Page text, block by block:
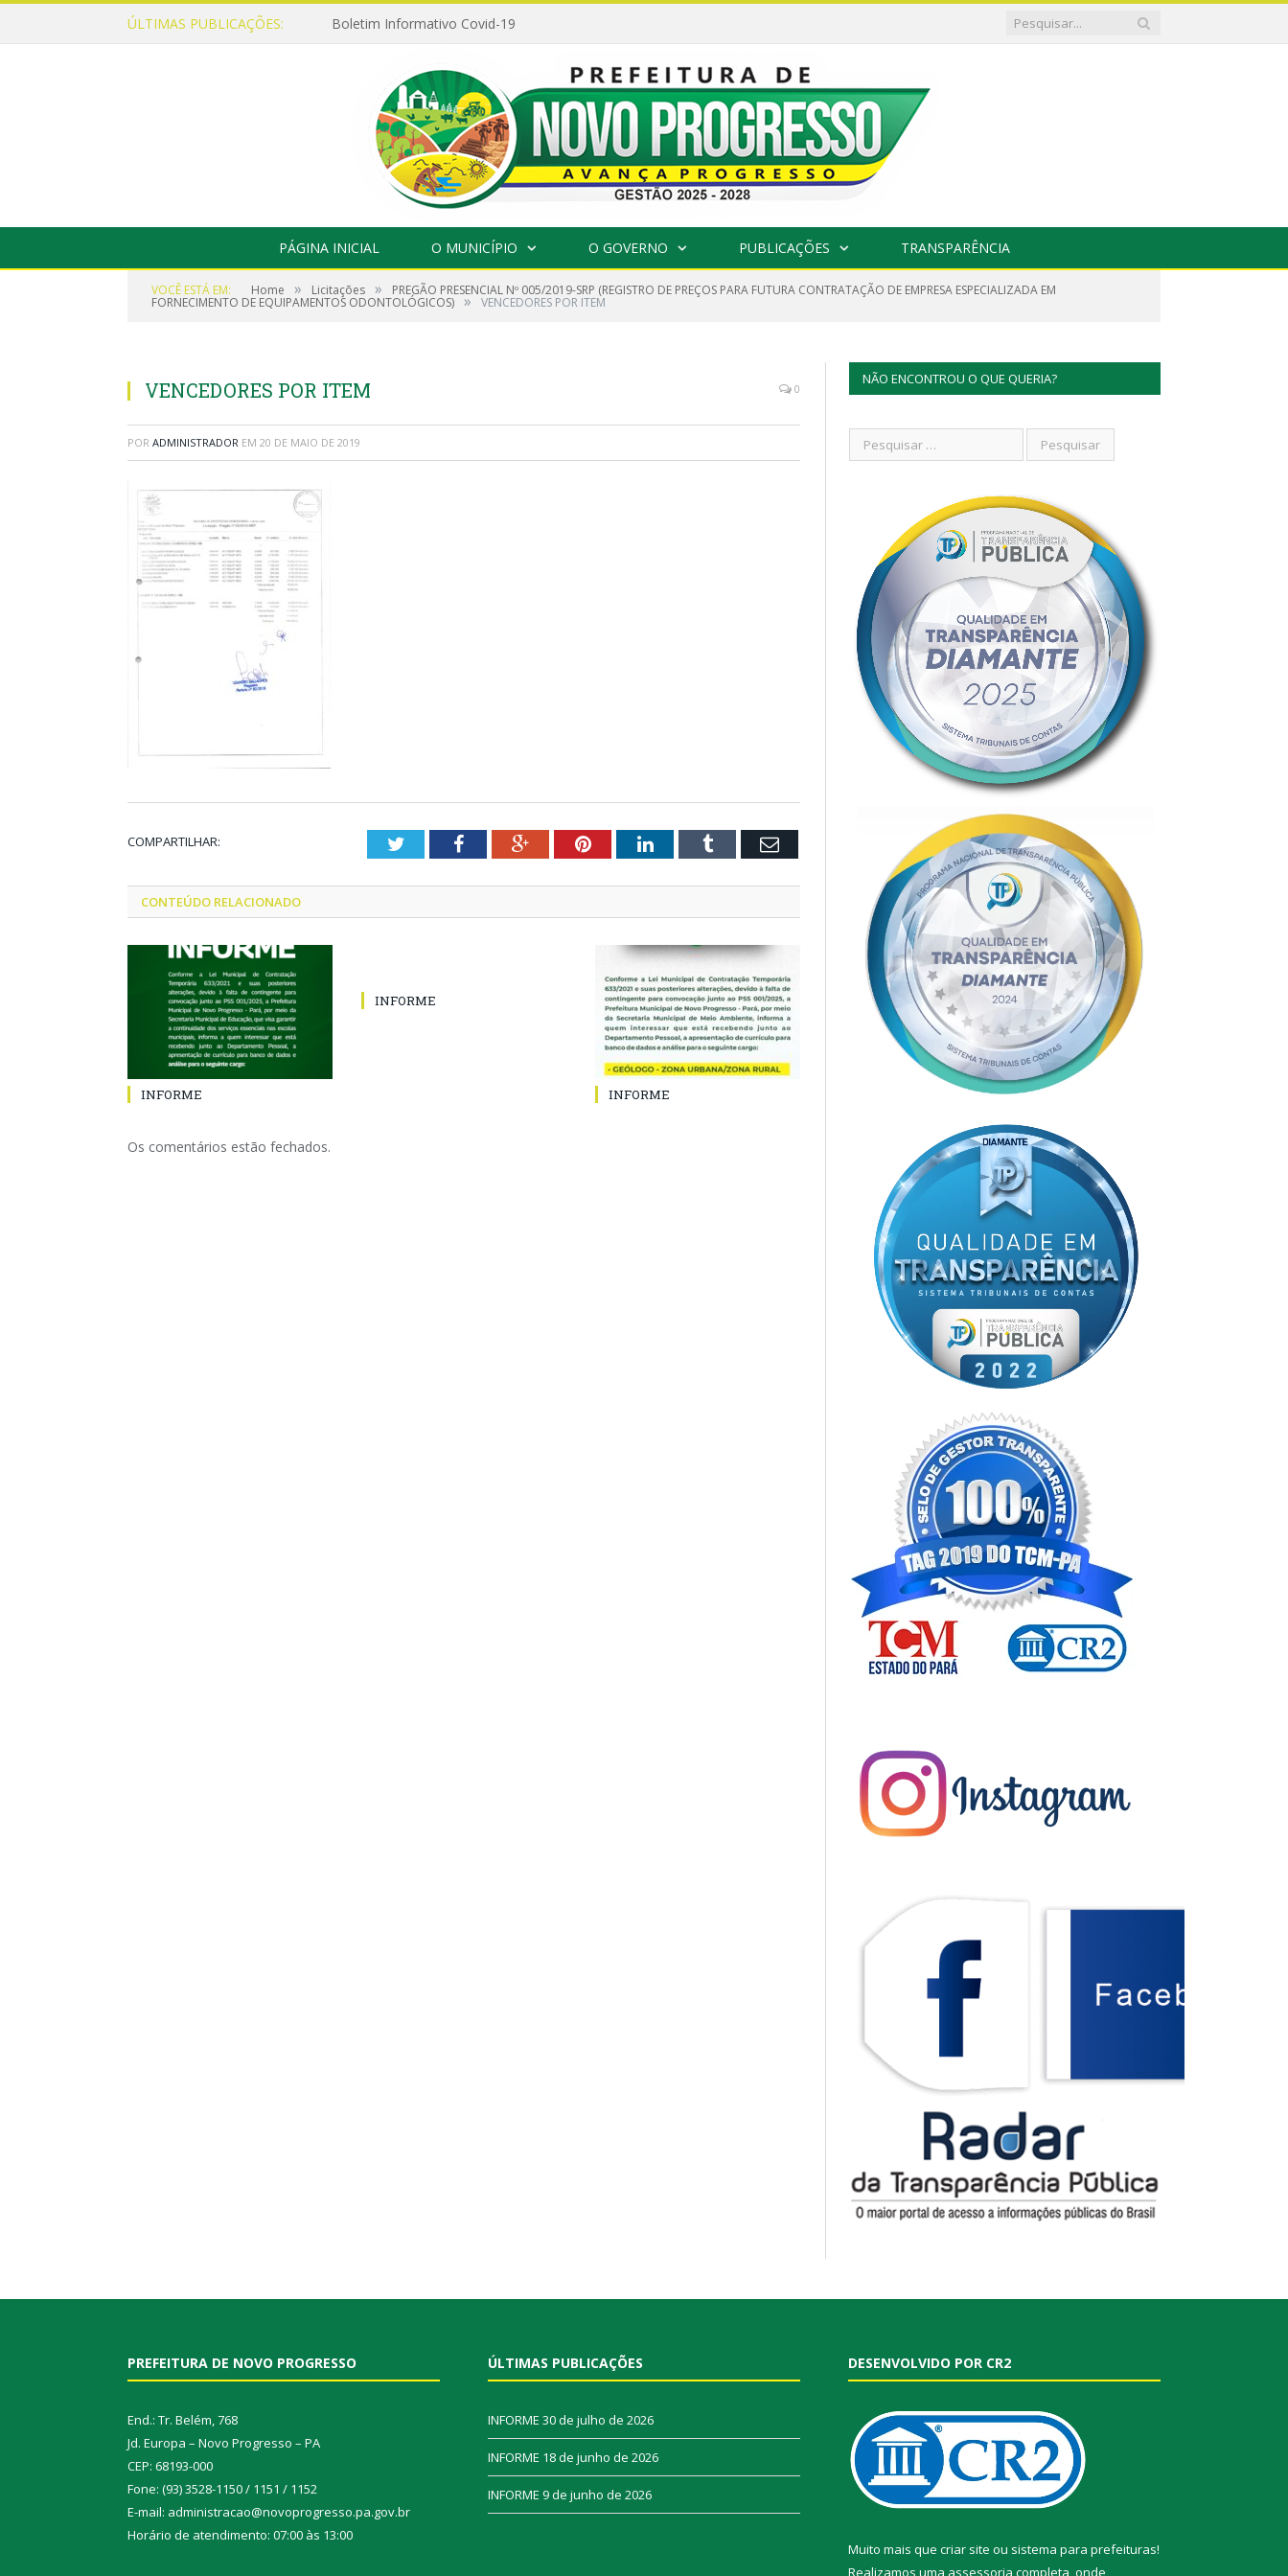
ÚLTIMAS PUBLICAÇÕES: Boletim Informativo Covid-19
PÁGINA INICIAL O MUNICÍPIO O GOVERNO PUBLICAÇÕES TRANSPARÊNCIA
VOCÊ ESTÁ EM: Home » Licitações » PREGÃO PRESENCIAL Nº 005/2019-SRP (REGISTRO DE PREÇOS PARA FUTURA CONTRATAÇÃO DE EMPRESA ESPECIALIZADA EM
FORNECIMENTO DE EQUIPAMENTOS ODONTOLÓGICOS) » VENCEDORES POR ITEM
VENCEDORES POR ITEM 0
POR ADMINISTRADOR EM 20 DE MAIO DE 2019
COMPARTILHAR: TwitterFacebookGoogle+PinterestLinkedInTumblr Email
CONTEÚDO RELACIONADO
INFORME
INFORME
INFORME
Os comentários estão fechados.
NÃO ENCONTROU O QUE QUERIA?
PREFEITURA DE NOVO PROGRESSO
End.: Tr. Belém, 768
Jd. Europa – Novo Progresso – PA
CEP: 68193-000
Fone: (93) 3528-1150 / 1151 / 1152
E-mail: administracao@novoprogresso.pa.gov.br
Horário de atendimento: 07:00 às 13:00
ÚLTIMAS PUBLICAÇÕES
INFORME 30 de julho de 2026
INFORME 18 de junho de 2026
INFORME 9 de junho de 2026
DESENVOLVIDO POR CR2
Muito mais que criar site ou sistema para prefeituras!
Realizamos uma assessoria completa, onde